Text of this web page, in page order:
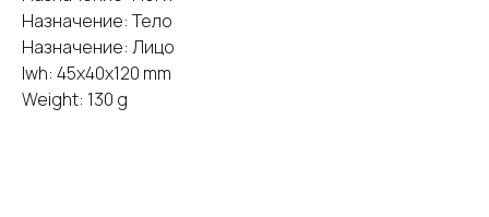
Назначение: Тело
Назначение: Лицо
lwh: 45x40x120 mm
Weight: 130 g